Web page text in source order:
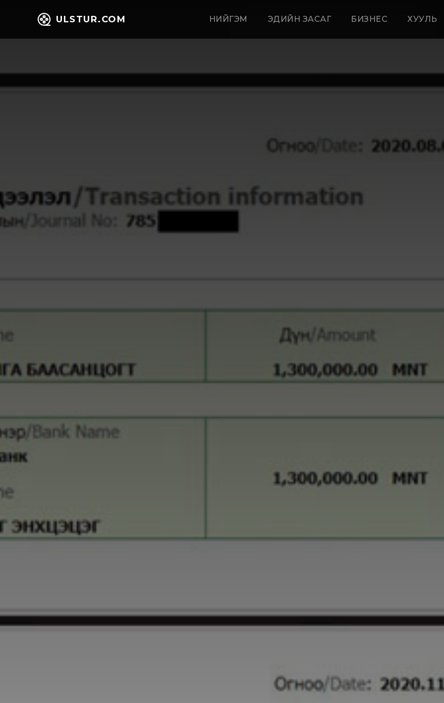
ULSTUR.COM НИЙГЭМ ЭДИЙН ЗАСАГ БИЗНЕС ХУУЛЬ